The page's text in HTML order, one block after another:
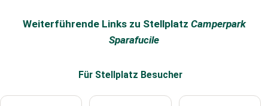
Weiterführende Links zu Stellplatz Camperpark
Sparafucile
Für Stellplatz Besucher